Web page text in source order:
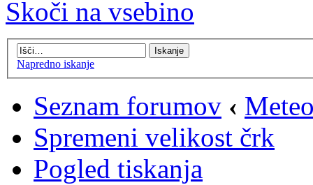
Skoči na vsebino
Napredno iskanje
Seznam forumov ‹
Spremeni velikost črk
Pogled tiskanja